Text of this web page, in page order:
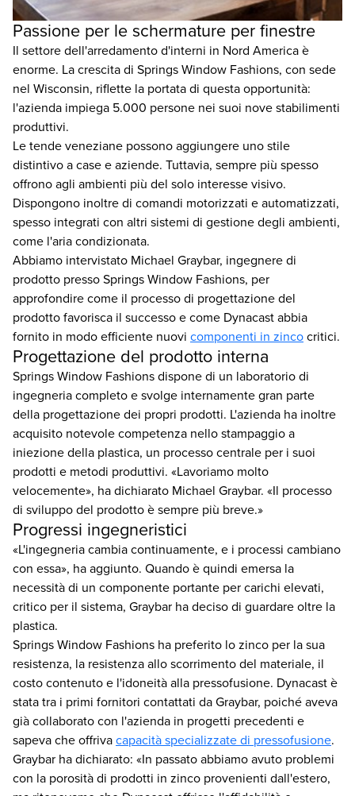
Passione per le schermature per finestre
Il settore dell'arredamento d'interni in Nord America è
enorme. La crescita di Springs Window Fashions, con sede
nel Wisconsin, riflette la portata di questa opportunità:
l'azienda impiega 5.000 persone nei suoi nove stabilimenti
produttivi.
Le tende veneziane possono aggiungere uno stile
distintivo a case e aziende. Tuttavia, sempre più spesso
offrono agli ambienti più del solo interesse visivo.
Dispongono inoltre di comandi motorizzati e automatizzati,
spesso integrati con altri sistemi di gestione degli ambienti,
come l'aria condizionata.
Abbiamo intervistato Michael Graybar, ingegnere di
prodotto presso Springs Window Fashions, per
approfondire come il processo di progettazione del
prodotto favorisca il successo e come Dynacast abbia
fornito in modo efficiente nuovi componenti in zincocritici.
Progettazione del prodotto interna
Springs Window Fashions dispone di un laboratorio di
ingegneria completo e svolge internamente gran parte
della progettazione dei propri prodotti. L'azienda ha inoltre
acquisito notevole competenza nello stampaggio a
iniezione della plastica, un processo centrale per i suoi
prodotti e metodi produttivi. «Lavoriamo molto
velocemente», ha dichiarato Michael Graybar. «Il processo
di sviluppo del prodotto è sempre più breve.»
Progressi ingegneristici
«L'ingegneria cambia continuamente, e i processi cambiano
con essa», ha aggiunto. Quando è quindi emersa la
necessità di un componente portante per carichi elevati,
critico per il sistema, Graybar ha deciso di guardare oltre la
plastica.
Springs Window Fashions ha preferito lo zinco per la sua
resistenza, la resistenza allo scorrimento del materiale, il
costo contenuto e l'idoneità alla pressofusione. Dynacast è
stata tra i primi fornitori contattati da Graybar, poiché aveva
già collaborato con l'azienda in progetti precedenti e
sapeva che offrivacapacità specializzate di pressofusione.
Graybar ha dichiarato: «In passato abbiamo avuto problemi
con la porosità di prodotti in zinco provenienti dall'estero,